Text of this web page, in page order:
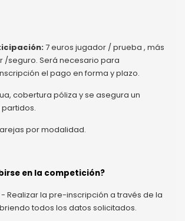
7 euros jugador / prueba , más
/seguro. Será necesario para
el pago en forma y plazo.
cobertura póliza y se asegura un
por modalidad.
en la competición?
- Realizar la pre-inscripción a través de la
todos los datos solicitados.